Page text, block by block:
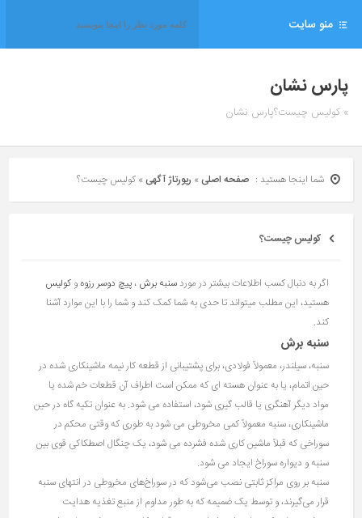
منو سایت
پارس نشان
» کولیس چیست؟پارس نشان
شما اینجا هستید : صفحه اصلی» رپورتاژ آگهی»کولیس چیست؟
کولیس چیست؟
اگر به دنبال کسب اطلاعات بیشتر در موردسنبه برش ،پیچ دوسر رزوهوکولیس
هستید، این مطلب میتواند تا حدی به شما کمک کند و شما را با این موارد آشنا
کند.
سنبه برش
سنبه، سیلندر، معمولاً فولادی، برای پشتیبانی از قطعه کار نیمه ماشینکاری شده در
حین اتمام، یا به عنوان هسته ای که ممکن است اطراف آن قطعات خم شده یا
مواد دیگر آهنگری یا قالب گیری شود، استفاده می شود. به عنوان تکیه گاه در حین
ماشینکاری، سنبه معمولاً کمی مخروطی می شود به طوری که وقتی محکم در
سوراخی که قبلاً ماشین کاری شده فشرده می شود، یک چنگال اصطکاکی قوی بین
سنبه و دیواره سوراخ ایجاد می شود.
سنبه بر روی مراکز ثابتی نصب می‌شود که در سوراخ‌های مخروطی در انتهای سنبه
قرار می‌گیرند، و توسط یک ضمیمه که به طور مداوم از منبع تغذیه هدایت